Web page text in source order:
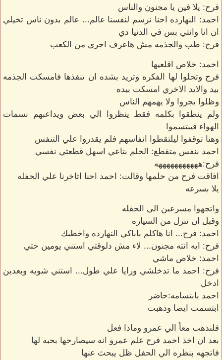
فرح: يلا فين يا مجنون والناس
احمد: النهارده احنا نرسم لنفسنا عالم... عالم بدون ناس تخيلي
ان انا وانتي بس في الدنيا دي
فرح: طب والجذمه مش هاعرف اجري من الكعب
احمد: خلاص اقلعيها
فرح وتحلوا لها الفكره وتريد بشده ان تنفذها فامسكت الجذمه
بيد والايد الاخري امسكت بيده
وظلوا يجروا ولا يهمهم الناس
ولم ينطقوا بكلمه فقط ينظروا الي بعض ويداعبهم نسمات
الهواء فيبتسموا
وهنا توقفوا ليلتقطوا انفاسهم فلم يقدروا علي التنفس
احمد بنفس متقطع: الحلم بتاعي اسهل قطعتي نفسي
فرح:هههههههههههه
افاقت فرح من حلمها وقالت: احمد احنا اتاخرنا علي الحفله
يلا بسرعه
واتجهوا مسرعين الي الحفله
وقبل ان تنزل من السياره
احمد: فرح... انا هاكلم باباكي النهارده واخطبك
فرح: ايه انته مجنون... لاء مش دلوقتي استني يومين حتي
احمد: خلاص ماشي
فرح: احمد ما تدخلشي ورايا علي طول... استني شويه وبعدين
ادخل
احمد بابتسامه:حاضر
ابتسمت ايضا وذهبت
فلنذهب معاً الي عمرو وماذا فعل
بعد ان اخذ احمد فرح علم عمرو انه سيصارحها بحبه لها
فاتجهه بنظره الي الحفل ظل يبحث عنها